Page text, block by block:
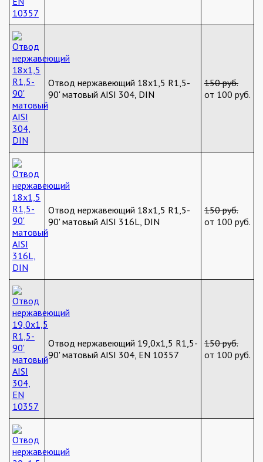
Отвод нержавеющий 18х1,5 R1,5-
90' матовый AISI 304, DIN
150 руб.
от 100 руб.
Отвод нержавеющий 18х1,5 R1,5-
90' матовый AISI 316L, DIN
150 руб.
от 100 руб.
Отвод нержавеющий 19,0х1,5 R1,5-
90' матовый AISI 304, EN 10357
150 руб.
от 100 руб.